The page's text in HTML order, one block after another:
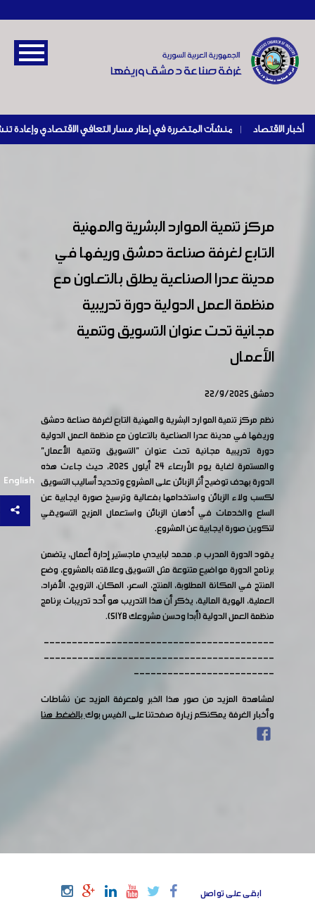
أخبار الاقتصاد |
English
مركز تنمية الموارد البشرية والمهنية
التابع لغرفة صناعة دمشق وريفها في
مدينة عدرا الصناعية يطلق بالتعاون مع
منظمة العمل الدولية دورة تدريبية
مجانية تحت عنوان التسويق وتنمية
الأعمال
دمشق 22/9/2025
نظم مركز تنمية الموارد البشرية والمهنية التابع لغرفة صناعة دمشق
وريفها في مدينة عدرا الصناعية بالتعاون مع منظمة العمل الدولية
دورة تدريبية مجانية تحت عنوان "التسويق وتنمية الأعمال"
والمستمرة لغاية يوم الأربعاء 24 أيلول 2025، حيث جاءت هذه
الدورة بهدف توضيح أثر الزبائن على المشروع وتحديد أساليب التسويق
لكسب ولاء الزبائن واستخدامها بفعالية وترسيخ صورة ايجابية عن
السلع والخدمات في أذهان الزبائن واستعمال المزيج التسويقي
لتكوين صورة ايجابية عن المشروع.
يقود الدورة المدرب م. محمد لبابيدي ماجستير إدارة أعمال، يتضمن
برنامج الدورة مواضيع متنوعة مثل التسويق وعلاقته بالمشروع، وضع
المنتج في المكانة المطلوبة، المنتج، السعر، المكان، الترويج، الأفراد،
العملية، الهوية المالية، يذكر أن هذا التدريب هو أحد تدريبات برنامج
منظمة العمل الدولية (أبدا وحسن مشروعك SIYB).
-----------------------------------------
-----------------------------------------
-------------------------
لمشاهدة المزيد من صور هذا الخبر ولمعرفة المزيد عن نشاطات
وأخبار الغرفة يمكنكم زيارة صفحتنا على الفيس بوكبالضغط هنا
ابقى على تواصل